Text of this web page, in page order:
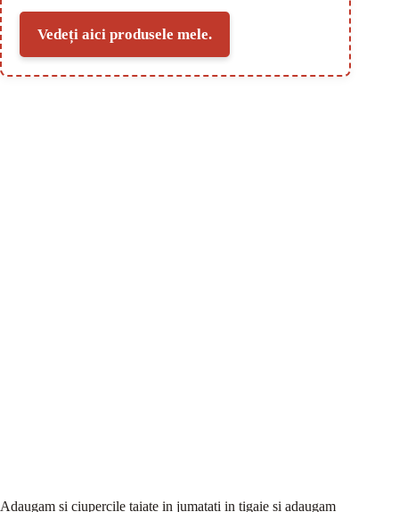
Vedeți aici produsele mele.
Adaugam si ciupercile taiate in jumatati in tigaie si adaugam